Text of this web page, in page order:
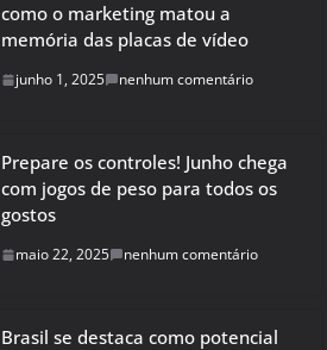
como o marketing matou a
memória das placas de vídeo
junho 1, 2025 nenhum comentário
Prepare os controles! Junho chega
com jogos de peso para todos os
gostos
maio 22, 2025 nenhum comentário
Brasil se destaca como potencial